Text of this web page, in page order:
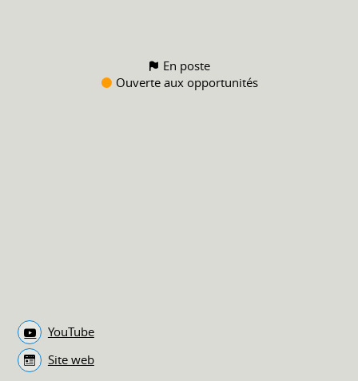
En poste
Ouverte aux opportunités
YouTube
Site web